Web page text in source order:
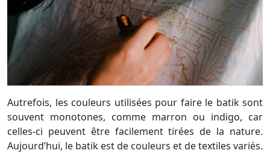
Autrefois, les couleurs utilisées pour faire le batik sont
souvent monotones, comme marron ou indigo, car
celles-ci peuvent être facilement tirées de la nature.
Aujourd’hui, le batik est de couleurs et de textiles variés.